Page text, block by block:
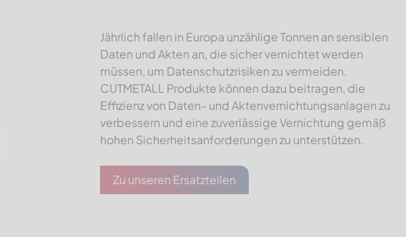
Jährlich fallen in Europa unzählige Tonnen an sensiblen
Daten und Akten an, die sicher vernichtet werden
müssen, um Datenschutzrisiken zu vermeiden.
CUTMETALL Produkte können dazu beitragen, die
Effizienz von Daten- und Aktenvernichtungsanlagen zu
verbessern und eine zuverlässige Vernichtung gemäß
hohen Sicherheitsanforderungen zu unterstützen.
Zu unseren Ersatzteilen